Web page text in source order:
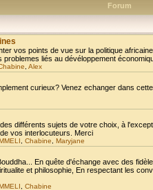
Forum
vos points de vue sur la politique
liés au dévéloppement
Alex
curieux? Venez echanger dans
différents sujets de votre choix, à
vos interlocuteurs. Merci
Chabine Maryjane
En quête d'échange avec des
et philosophie, En respectant les
Chabine